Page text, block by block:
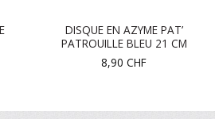
DISQUE EN AZYME PAT’
PATROUILLE BLEU 21 CM
8,90 CHF